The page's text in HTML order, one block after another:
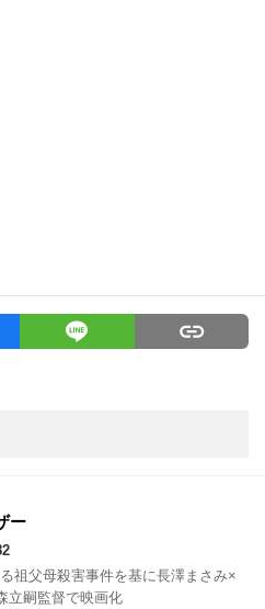
ー
祖父母殺害事件を基に長澤まさみ×
立嗣監督で映画化